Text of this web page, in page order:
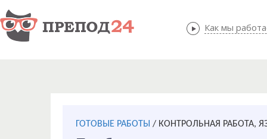
Как мы
Как мы
ГОТОВЫЕ РАБОТЫ / КОНТРОЛЬНАЯ РАБОТА,